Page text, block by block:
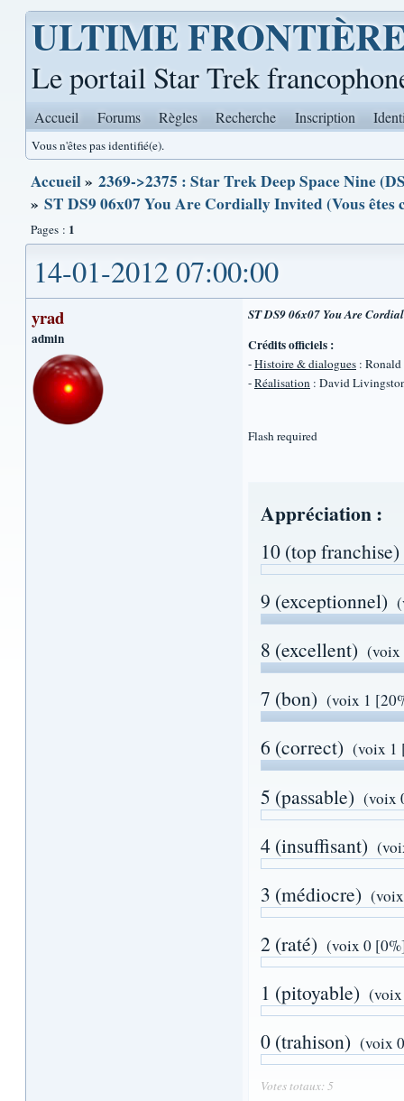
ULTIME
Le portail Star Trek
Accueil Forums Règles Recherche Inscription
Vous n'êtes pas identifié(e).
Accueil» 2369->2375 : Star Trek Deep Space Nine
» ST DS9 06x07 You Are Cordially Invited (Vous êtes
Pages : 1
14-01-2012 07:00:00
yrad
admin
ST DS9 06x07 You Are
Crédits officiels :
-Histoire & dialogues :
-Réalisation : David
Flash required
Appréciation :
10 (top franchise)
9 (exceptionnel)
8 (excellent) (voix
7 (bon) (voix 1
6 (correct) (voix 1
5 (passable) (voix
4 (insuffisant)
3 (médiocre)
2 (raté) (voix 0
1 (pitoyable)
0 (trahison) (voix
Votes totaux: 5